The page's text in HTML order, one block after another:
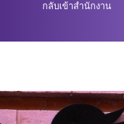
กลับเข้าสำนักงาน